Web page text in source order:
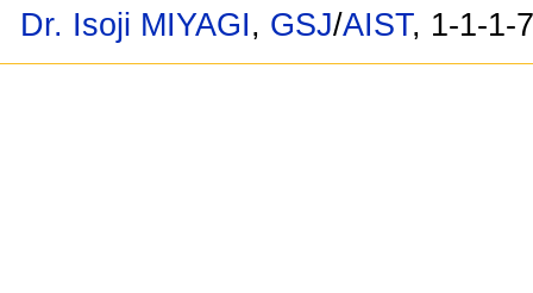
Dr. Isoji MIYAGI, GSJ/AIST, 1-1-1-